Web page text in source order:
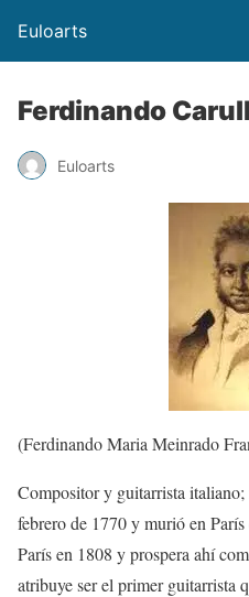
Euloarts
Ferdinando
Euloarts
(Ferdinando Maria Meinrado
Compositor y guitarrista
febrero de 1770 y murió en
París en 1808 y prospera ahí
atribuye ser el primer guitarrista